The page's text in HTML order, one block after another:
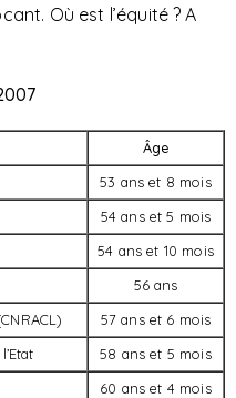
Où est l’équité ? A
Âge
53 ans et 8 mois
54 ans et 5 mois
54 ans et 10 mois
56 ans
57 ans et 6 mois
58 ans et 5 mois
60 ans et 4 mois